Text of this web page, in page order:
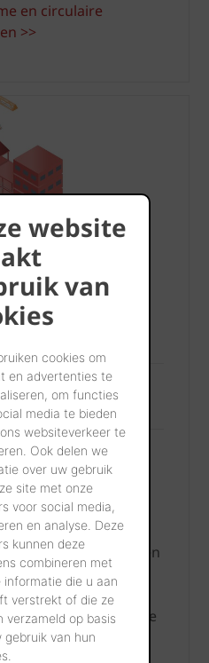
website
van
cookies om
en advertenties te
om functies
media te bieden
websiteverkeer te
Ook delen we
over uw gebruik
site met onze
voor social media,
en analyse. Deze
kunnen deze
combineren met
informatie die u aan
verstrekt of die ze
verzameld op basis
gebruik van hun
en circulaire
>>
en hergebruik van
en bouwen
over het
moeten
te realiseren zijn en
materialen moeten
hoogwaardig
zijn. Keramische
materialen om
bouwen die